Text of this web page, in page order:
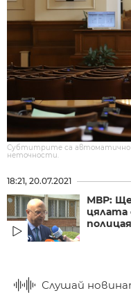
Субтитрите са автоматично
неточности.
18:21, 20.07.2021
МВР:
цялата
Слушай